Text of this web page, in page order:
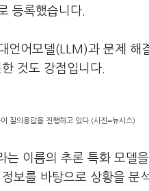
등록했습니다.
언어모델(LLM)과 문제 해
것도 강점입니다.
질의응답을 진행하고 있다.(사진=뉴시스)
이름의 추론 특화 모델
보를 바탕으로 상황을 분